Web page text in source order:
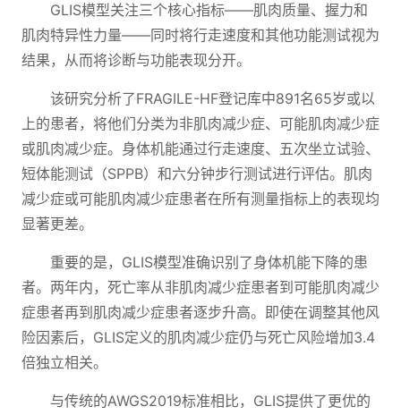
GLIS模型关注三个核心指标——肌肉质量、握力和
肌肉特异性力量——同时将行走速度和其他功能测试视为
结果，从而将诊断与功能表现分开。
该研究分析了FRAGILE-HF登记库中891名65岁或以
上的患者，将他们分类为非肌肉减少症、可能肌肉减少症
或肌肉减少症。身体机能通过行走速度、五次坐立试验、
短体能测试（SPPB）和六分钟步行测试进行评估。肌肉
减少症或可能肌肉减少症患者在所有测量指标上的表现均
显著更差。
重要的是，GLIS模型准确识别了身体机能下降的患
者。两年内，死亡率从非肌肉减少症患者到可能肌肉减少
症患者再到肌肉减少症患者逐步升高。即使在调整其他风
险因素后，GLIS定义的肌肉减少症仍与死亡风险增加3.4
倍独立相关。
与传统的AWGS2019标准相比，GLIS提供了更优的